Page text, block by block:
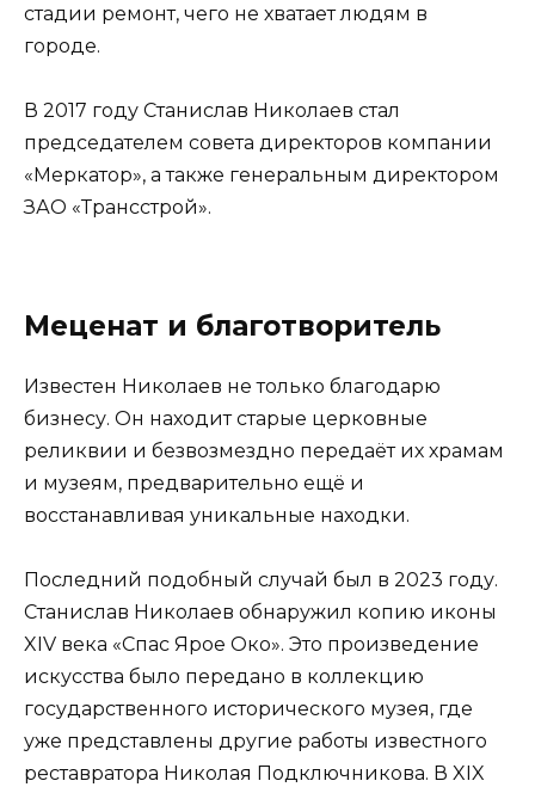
стадии ремонт, чего не хватает людям в
городе.
В 2017 году Станислав Николаев стал
председателем совета директоров компании
«Меркатор», а также генеральным директором
ЗАО «Трансстрой».
Меценат и благотворитель
Известен Николаев не только благодарю
бизнесу. Он находит старые церковные
реликвии и безвозмездно передаёт их храмам
и музеям, предварительно ещё и
восстанавливая уникальные находки.
Последний подобный случай был в 2023 году.
Станислав Николаев обнаружил копию иконы
XIV века «Спас Ярое Око». Это произведение
искусства было передано в коллекцию
государственного исторического музея, где
уже представлены другие работы известного
реставратора Николая Подключникова. В XIX